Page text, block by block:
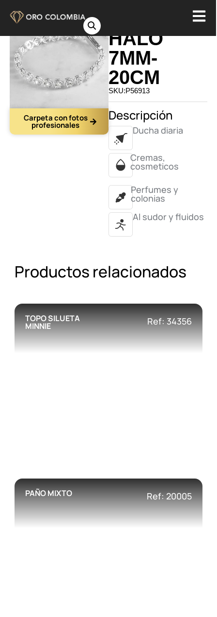
Carpeta con fotos
profesionales
PULSERA
HALO
7MM-
20CM
SKU:P56913
Descripción
Ducha diaria
Cremas,
cosmeticos
Perfumes y
colonias
Al sudor y fluidos
Productos relacionados
TOPO SILUETA
MINNIE Ref: 34356
PAÑO MIXTO Ref: 20005